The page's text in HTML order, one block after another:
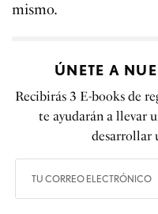
mismo.
ÚNETE A
Recibirás 3 E-books de
te ayudarán a llevar
desarrollar